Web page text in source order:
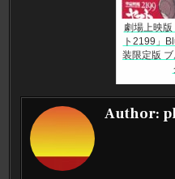
劇場上映
ト2199」
装限定版
Author: